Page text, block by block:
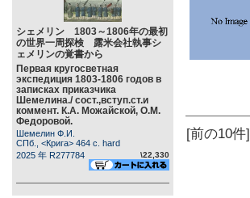
シェメリン 1803～1806年の最初
の世界一周探検 露米会社執事シ
ェメリンの覚書から
Первая кругосветная
экспедиция 1803-1806 годов в
записках приказчика
Шемелина./ сост.,вступ.ст.и
коммент. К.А. Можайской, О.М.
Федоровой.
Шемелин Ф.И.
СПб., <Крига> 464 c. hard
2025 年 R277784
\22,330
[前の10件]